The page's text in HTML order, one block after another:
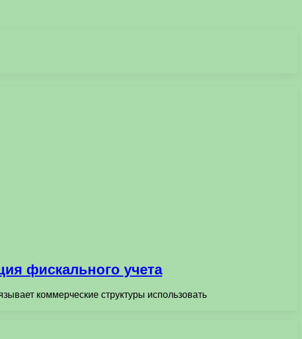
фискального учета
коммерческие структуры использовать